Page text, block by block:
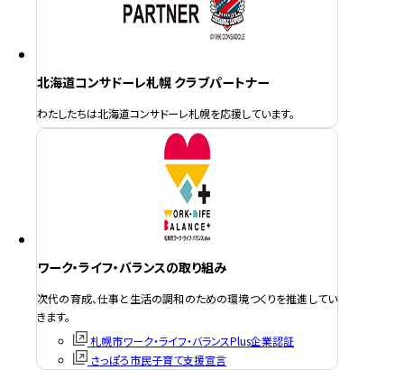
北海道コンサドーレ札幌 クラブパートナー
わたしたちは北海道コンサドーレ札幌を応援しています。
ワーク・ライフ・バランスの取り組み
次代の育成、仕事と生活の調和のための環境つくりを推進してい
きます。
札幌市ワーク・ライフ・バランスPlus企業認証
さっぽろ市民子育て支援宣言